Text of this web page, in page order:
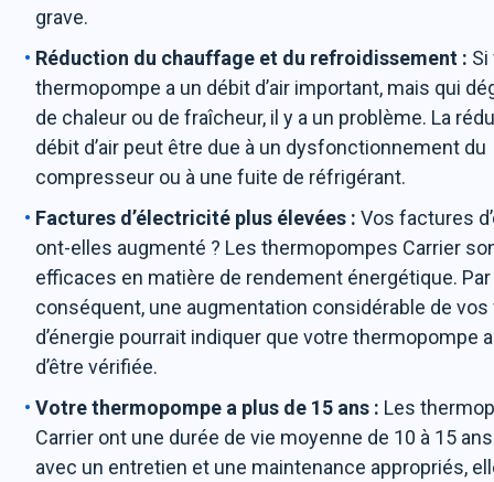
grave.
Réduction du chauffage et du refroidissement :
thermopompe a un débit d’air important, mais qui
de chaleur ou de fraîcheur, il y a un problème. La
débit d’air peut être due à un dysfonctionnement du
compresseur ou à une fuite de réfrigérant.
Factures d’électricité plus élevées :Vos factures
ont-elles augmenté ? Les thermopompes Carrier
efficaces en matière de rendement énergétique. Par
conséquent, une augmentation considérable de
d’énergie pourrait indiquer que votre thermopompe
d’être vérifiée.
Votre thermopompe a plus de 15 ans : Les
Carrier ont une durée de vie moyenne de 10 à 15
avec un entretien et une maintenance appropriés,